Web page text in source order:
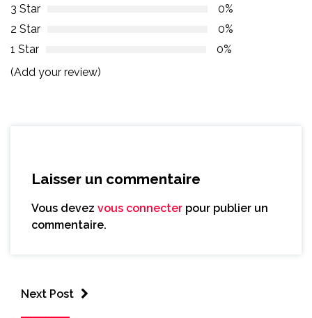
3 Star
0%
2 Star
0%
1 Star
0%
(Add your review)
Laisser un commentaire
Vous devez vous connecter pour publier un
commentaire.
Next Post